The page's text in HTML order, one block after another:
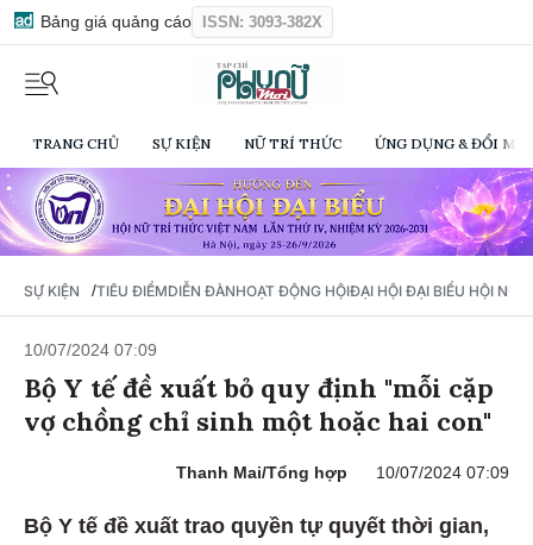
Bảng giá quảng cáo ISSN: 3093-382X
TRANG CHỦ SỰ KIỆN NỮ TRÍ THỨC ỨNG DỤNG & ĐỔI
SỰ KIỆN /TIÊU ĐIỂMDIỄN ĐÀNHOẠT ĐỘNG HỘIĐẠI HỘI ĐẠI BIỂU HỘI NỮ
10/07/2024 07:09
Bộ Y tế đề xuất bỏ quy định "mỗi cặp
vợ chồng chỉ sinh một hoặc hai con"
Thanh Mai/Tổng hợp 10/07/2024 07:09
Bộ Y tế đề xuất trao quyền tự quyết thời gian,